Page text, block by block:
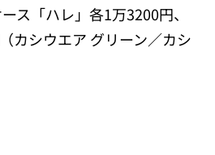
ス「ハレ」各1万3200円、
カシウエア グリーン／カシ